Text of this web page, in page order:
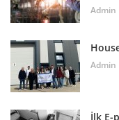
Admin
Admin
İlk E-